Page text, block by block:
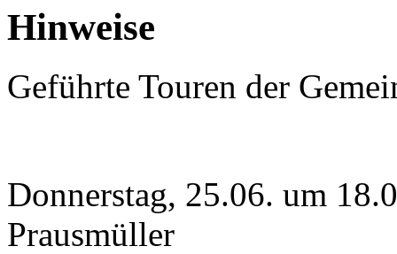
Hinweise
Geführte Touren der
Donnerstag, 25.06. um
Prausmüller